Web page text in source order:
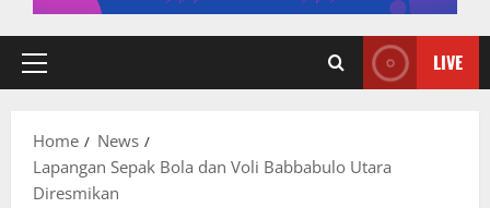
Primary
LIVE
Home
News
Lapangan Sepak Bola dan Voli Babbabulo Utara
Diresmikan